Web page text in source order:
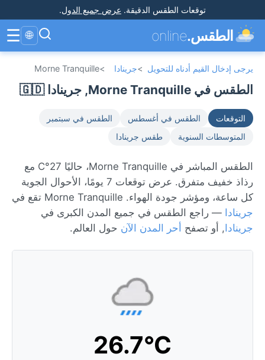
توقعات الطقس الدقيقة. عرض جميع الدول.
الطقس.online
🌐
☰
يرجى إدخال القيم أدناه للتحويل >جرينادا >
Morne Tranquille
الطقس في Morne Tranquille, جرينادا 🇬🇩
التوقعات الطقس في أغسطس
الطقس في سبتمبر
المتوسطات السنوية
طقس جرينادا
الطقس المباشر في Morne Tranquille، حاليًا 27°C مع
رذاذ خفيف متفرق. عرض توقعات 7 يومًا، الأحوال الجوية
كل ساعة، ومؤشر جودة الهواء. Morne Tranquille تقع في
جرينادا — راجع الطقس في جميع المدن الكبرى في
جرينادا , أو تصفح أحر المدن الآن حول العالم.
26.7°C